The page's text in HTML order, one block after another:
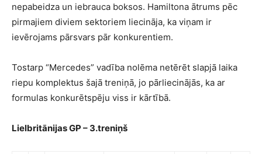
nepabeidza un iebrauca boksos. Hamiltona ātrums pēc
pirmajiem diviem sektoriem liecināja, ka viņam ir
ievērojams pārsvars pār konkurentiem.
Tostarp “Mercedes” vadība nolēma netērēt slapjā laika
riepu komplektus šajā treniņā, jo pārliecinājās, ka ar
formulas konkurētspēju viss ir kārtībā.
Lielbritānijas GP – 3.treniņš